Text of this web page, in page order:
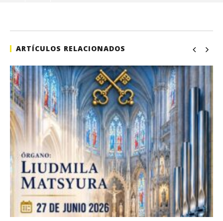
ARTÍCULOS RELACIONADOS